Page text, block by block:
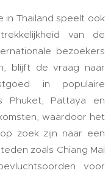
in Thailand speelt ook
van de
bezoekers
blijft de vraag naar
in populaire
Phuket, Pattaya en
waardoor het
zoek zijn naar een
zoals Chiang Mai
voor